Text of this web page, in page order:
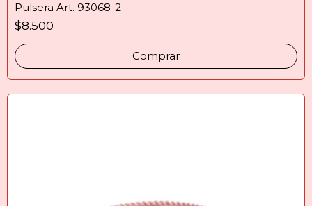
Pulsera Art. 93068-2
$8.500
Comprar